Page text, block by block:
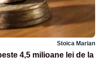
Stoica Marian
4,5 milioane lei de la